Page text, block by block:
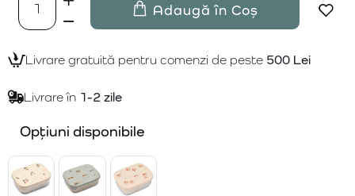
Adaugă în Coș
Livrare gratuită pentru comenzi de peste 500 Lei
Livrare în 1-2 zile
Opțiuni disponibile